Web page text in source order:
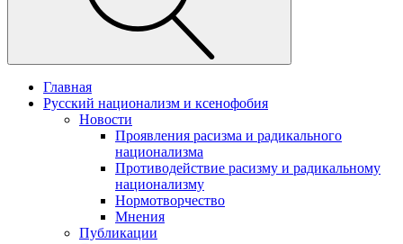
Главная
Русский национализм и ксенофобия
Новости
Проявления расизма и радикального
национализма
Противодействие расизму и радикальному
национализму
Нормотворчество
Мнения
Публикации